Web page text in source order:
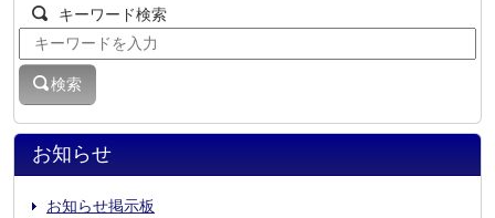
お知らせ
お知らせ掲示板
キーワード検索
検索